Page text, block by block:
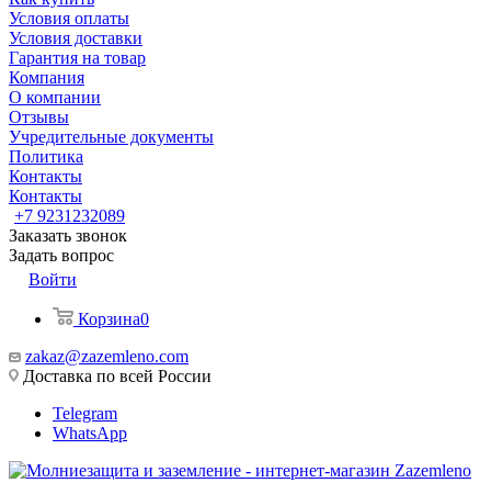
Условия оплаты
Условия доставки
Гарантия на товар
Компания
О компании
Отзывы
Учредительные документы
Политика
Контакты
Контакты
+7 9231232089
Заказать звонок
Задать вопрос
Войти
Корзина0
zakaz@zazemleno.com
Доставка по всей России
Telegram
WhatsApp